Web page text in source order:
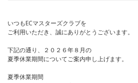
いつもECマスターズクラブを
ご利用いただき、誠にありがとうございます。
下記の通り、２０２６年８月の
夏季休業期間についてご案内申し上げます。
夏季休業期間